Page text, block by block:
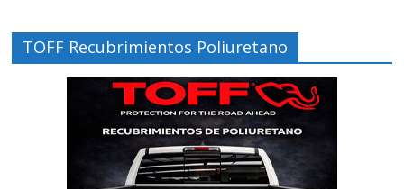
TOFF Recubrimientos Poliuretano